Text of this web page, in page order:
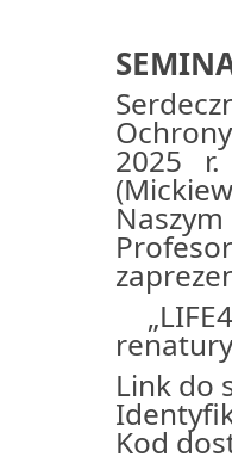
2025
Link do
Kod